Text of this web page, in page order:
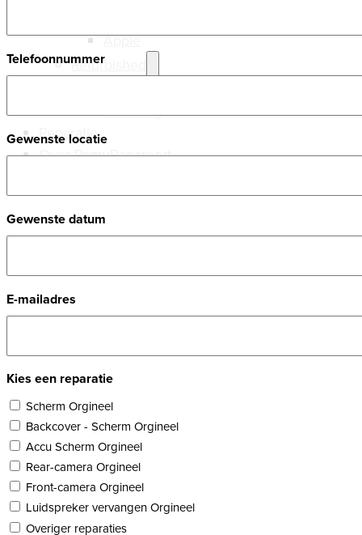
Apple
Refurbished
Samsung
Reparatie
Over RemyRepareert
Telefoonnummer
Gewenste locatie
Gewenste datum
E-mailadres
Kies een reparatie
Scherm Orgineel
Backcover - Scherm Orgineel
Accu Scherm Orgineel
Rear-camera Orgineel
Front-camera Orgineel
Luidspreker vervangen Orgineel
Overiger reparaties